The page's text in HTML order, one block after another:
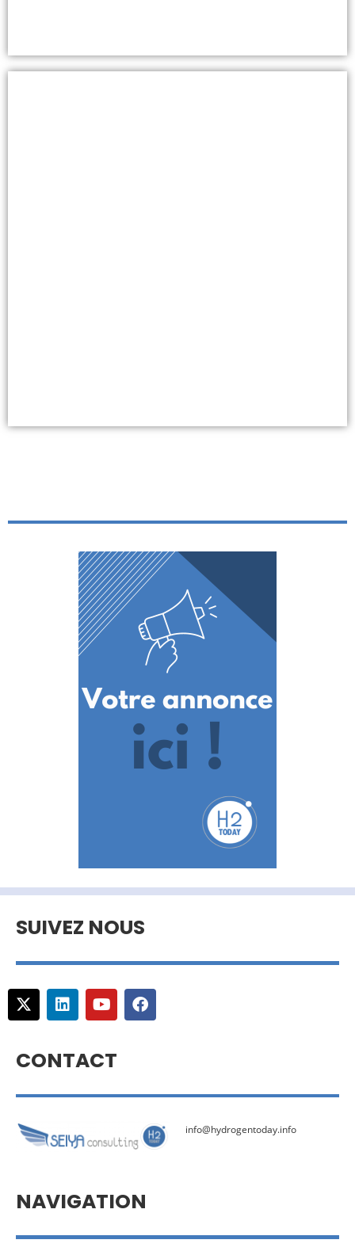
SUIVEZ NOUS
CONTACT
info@hydrogentoday.info
NAVIGATION